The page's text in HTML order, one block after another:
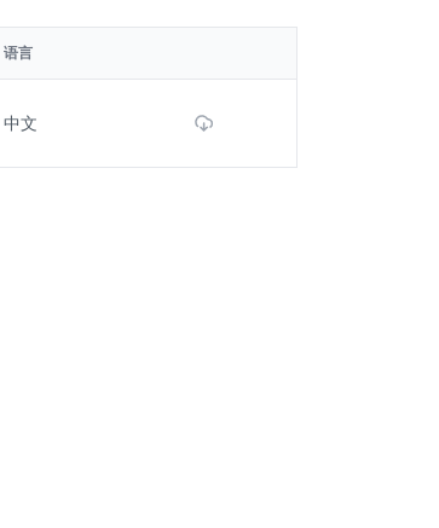
语言
中文